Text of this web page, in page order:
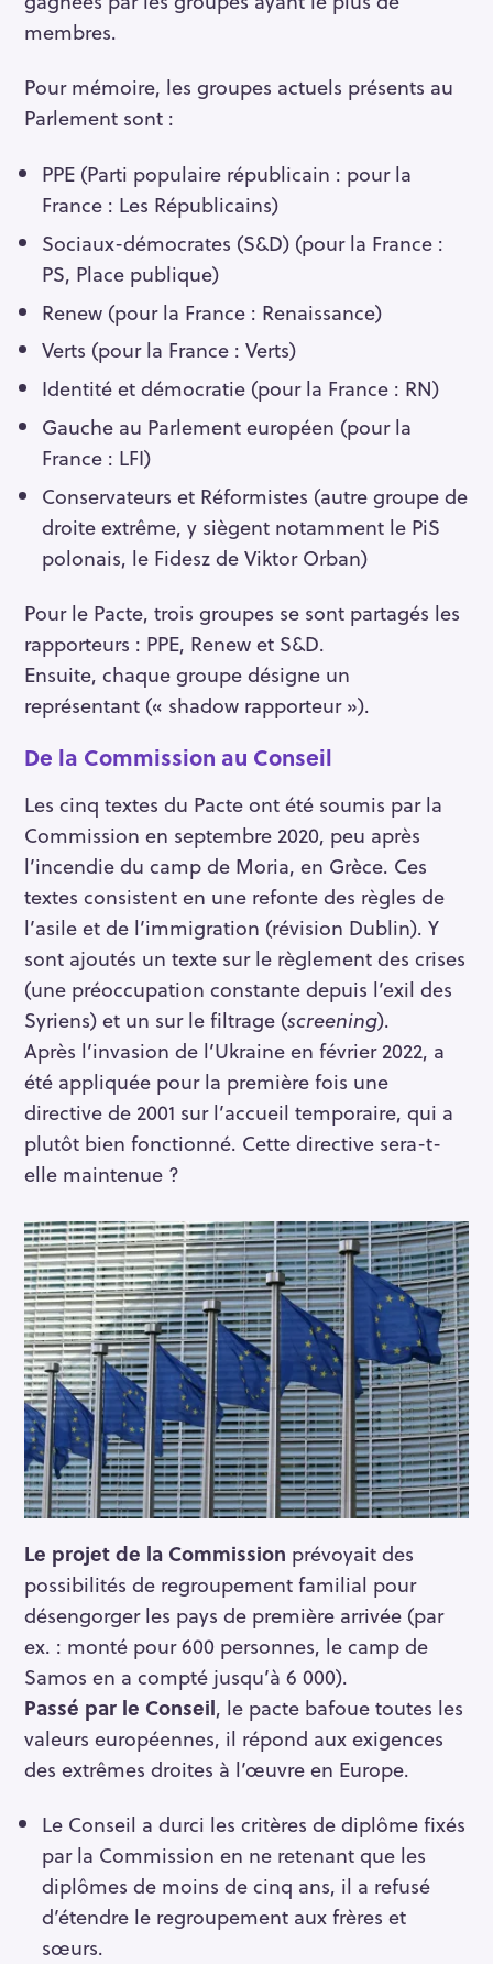
membres.
Pour mémoire, les groupes actuels présents au
Parlement sont :
PPE (Parti populaire républicain : pour la
France : Les Républicains)
Sociaux-démocrates (S&D) (pour la France :
PS, Place publique)
Renew (pour la France : Renaissance)
Verts (pour la France : Verts)
Identité et démocratie (pour la France : RN)
Gauche au Parlement européen (pour la
France : LFI)
Conservateurs et Réformistes (autre groupe de
droite extrême, y siègent notamment le PiS
polonais, le Fidesz de Viktor Orban)
Pour le Pacte, trois groupes se sont partagés les
rapporteurs : PPE, Renew et S&D.
Ensuite, chaque groupe désigne un
représentant (« shadow rapporteur »).
De la Commission au Conseil
Les cinq textes du Pacte ont été soumis par la
Commission en septembre 2020, peu après
l’incendie du camp de Moria, en Grèce. Ces
textes consistent en une refonte des règles de
l’asile et de l’immigration (révision Dublin). Y
sont ajoutés un texte sur le règlement des crises
(une préoccupation constante depuis l’exil des
Syriens) et un sur le filtrage (screening).
Après l’invasion de l’Ukraine en février 2022, a
été appliquée pour la première fois une
directive de 2001 sur l’accueil temporaire, qui a
plutôt bien fonctionné. Cette directive sera-t-
elle maintenue ?
Le projet de la Commission prévoyait des
possibilités de regroupement familial pour
désengorger les pays de première arrivée (par
ex. : monté pour 600 personnes, le camp de
Samos en a compté jusqu’à 6 000).
Passé par le Conseil, le pacte bafoue toutes les
valeurs européennes, il répond aux exigences
des extrêmes droites à l’œuvre en Europe.
Le Conseil a durci les critères de diplôme fixés
par la Commission en ne retenant que les
diplômes de moins de cinq ans, il a refusé
d’étendre le regroupement aux frères et
sœurs.